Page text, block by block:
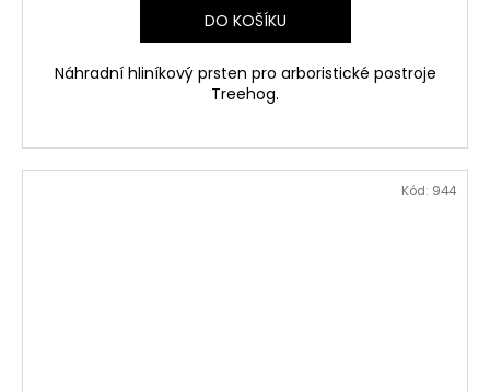
DO KOŠÍKU
Náhradní hliníkový prsten pro arboristické postroje
Treehog.
Kód: 944